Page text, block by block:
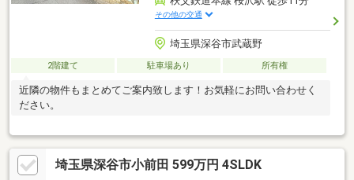
その他の交通
埼玉県深谷市武蔵野
2階建て 駐車場あり 所有権
近隣の物件もまとめてご案内致します！お気軽にお問い合わせく
ださい。
埼玉県深谷市小前田 599万円 4SLDK